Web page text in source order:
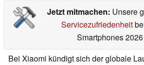
Jetzt mitmachen: Unsere
Servicezufriedenheit
Smartphones 2026
Bei Xiaomi kündigt sich der globale